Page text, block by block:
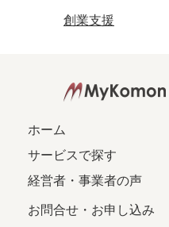
創業支援
ホーム
サービスで探す
経営者・事業者の声
お問合せ・お申し込み